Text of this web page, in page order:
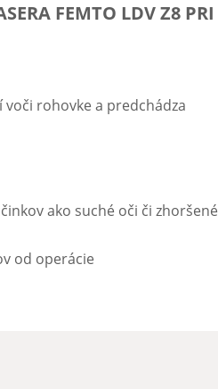
FEMTO LDV Z8 PRI
rohovke a predchádza
ako suché oči či zhoršené
od operácie